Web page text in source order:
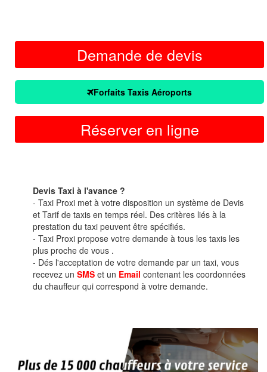
Demande de devis
Forfaits Taxis Aéroports
Réserver en ligne
Devis Taxi à l'avance ?
- Taxi Proxi met à votre disposition un système de Devis
et Tarif de taxis en temps réel. Des critères liés à la
prestation du taxi peuvent être spécifiés.
- Taxi Proxi propose votre demande à tous les taxis les
plus proche de vous .
- Dés l'acceptation de votre demande par un taxi, vous
recevez un SMS et un Email contenant les coordonnées
du chauffeur qui correspond à votre demande.